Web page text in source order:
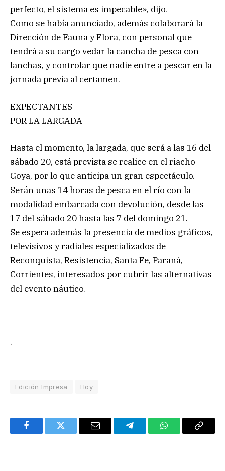
perfecto, el sistema es impecable», dijo.
Como se había anunciado, además colaborará la
Dirección de Fauna y Flora, con personal que
tendrá a su cargo vedar la cancha de pesca con
lanchas, y controlar que nadie entre a pescar en la
jornada previa al certamen.
EXPECTANTES
POR LA LARGADA
Hasta el momento, la largada, que será a las 16 del
sábado 20, está prevista se realice en el riacho
Goya, por lo que anticipa un gran espectáculo.
Serán unas 14 horas de pesca en el río con la
modalidad embarcada con devolución, desde las
17 del sábado 20 hasta las 7 del domingo 21.
Se espera además la presencia de medios gráficos,
televisivos y radiales especializados de
Reconquista, Resistencia, Santa Fe, Paraná,
Corrientes, interesados por cubrir las alternativas
del evento náutico.
.
Edición Impresa Hoy
FacebookTwitter Email TelegramWhatsAppCopy